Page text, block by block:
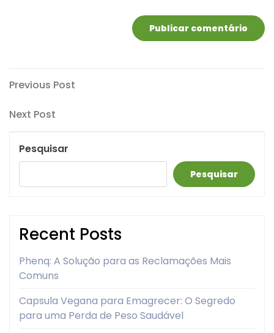
Navegação
de
artigos
Previous
Previous Post
Next
Next Post
Pesquisar
Pesquisar
Recent Posts
Phenq: A Solução para as Reclamações Mais
Comuns
Capsula Vegana para Emagrecer: O Segredo
para uma Perda de Peso Saudável